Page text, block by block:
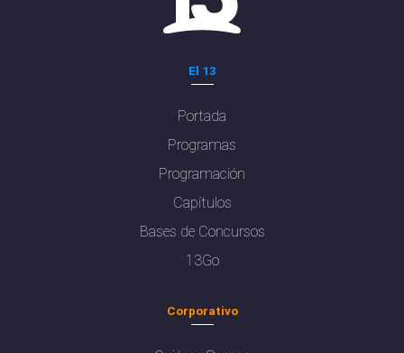
El 13
Portada
Programas
Programación
Capítulos
Bases de Concursos
13Go
Corporativo